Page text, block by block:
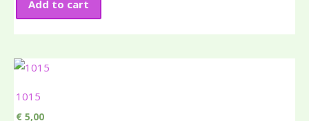
Add to cart
1015
€ 5,00